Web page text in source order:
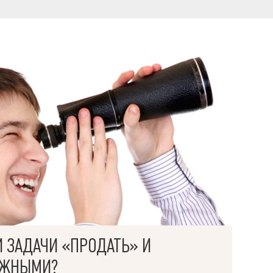
ЗАДАЧИ «ПРОДАТЬ» И